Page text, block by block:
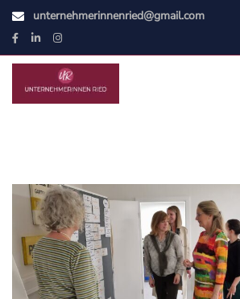
unternehmerinnenried@gmail.com